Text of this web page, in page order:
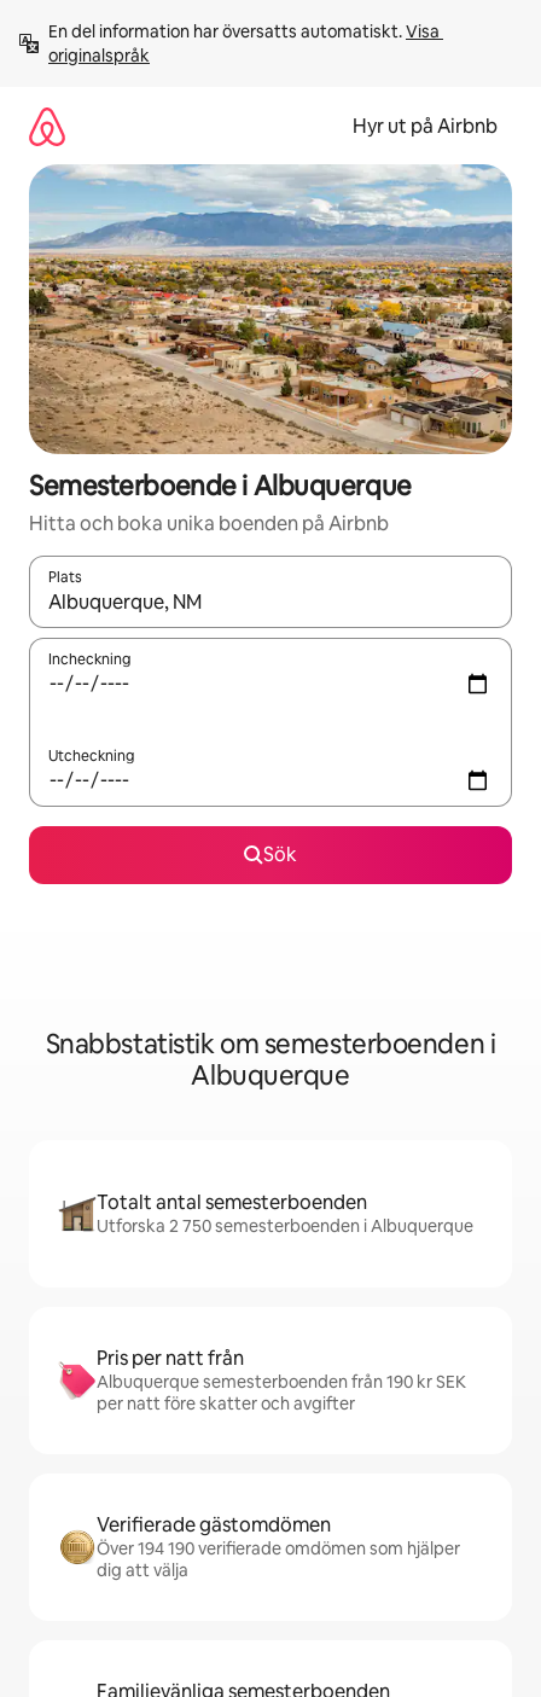
innehåll
En del information har översatts automatiskt. Visa
originalspråk
Hyr ut på Airbnb
Semesterboende i Albuquerque
Hitta och boka unika boenden på Airbnb
Plats
När resultaten är tillgängliga kan du navigera med upp- och
Incheckning
Utcheckning
Sök
Snabbstatistik om semesterboenden i
Albuquerque
Totalt antal semesterboenden
Utforska 2 750 semesterboenden i Albuquerque
Pris per natt från
Albuquerque semesterboenden från 190 kr SEK
per natt före skatter och avgifter
Verifierade gästomdömen
Över 194 190 verifierade omdömen som hjälper
dig att välja
Familjevänliga semesterboenden